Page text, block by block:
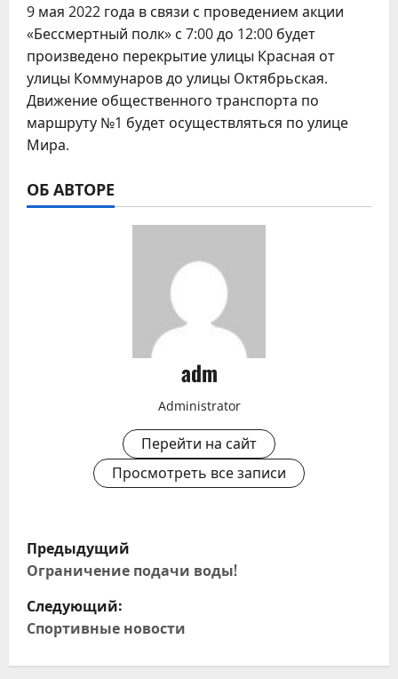
9 мая 2022 года в связи с проведением акции
«Бессмертный полк» с 7:00 до 12:00 будет
произведено перекрытие улицы Красная от
улицы Коммунаров до улицы Октябрьская.
Движение общественного транспорта по
маршруту №1 будет осуществляться по улице
Мира.
ОБ АВТОРЕ
adm
Administrator
Перейти на сайт
Просмотреть все записи
Н
а
в
Предыдущий
Ограничение подачи воды!
Следующий:
Спортивные новости